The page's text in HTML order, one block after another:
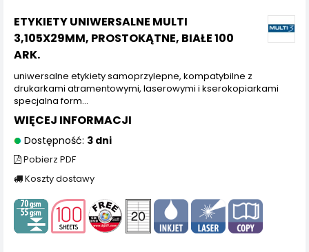
ETYKIETY UNIWERSALNE MULTI
3,105X29MM, PROSTOKĄTNE, BIAŁE 100
ARK.
uniwersalne etykiety samoprzylepne, kompatybilne z
drukarkami atramentowymi, laserowymi i kserokopiarkami
specjalna form...
WIĘCEJ INFORMACJI
Dostępność: 3 dni
Pobierz PDF
Koszty dostawy